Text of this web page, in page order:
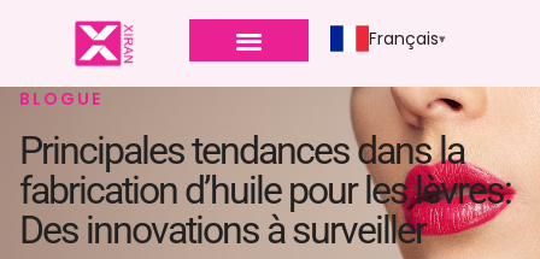
Français
BLOGUE
Principales tendances dans la
fabrication d’huile pour les lèvres:
Des innovations à surveiller